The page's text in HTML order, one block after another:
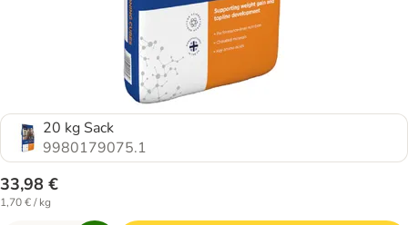
20 kg Sack
9980179075.1
33,98 €
1,70 € / kg